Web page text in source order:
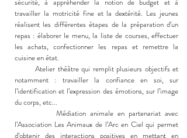
travailler la motricité fine et la dextérité. Les jeunes
réalisent les différentes étapes de la préparation d’un
repas : élaborer le menu, la liste de courses, effectuer
les achats, confectionner les repas et remettre la
cuisine en état.
Atelier théâtre qui remplit plusieurs objectifs et
notamment : travailler la confiance en soi, sur
l’identification et l’expression des émotions, sur l’image
du corps, etc...
Médiation animale en partenariat avec
l’Association Les Animaux de l’Arc en Ciel qui permet
d’obtenir des interactions positives en mettant en